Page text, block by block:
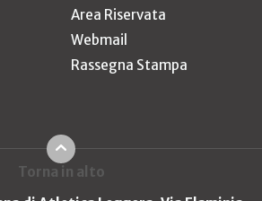
Area Riservata
Webmail
Rassegna Stampa
Torna in alto